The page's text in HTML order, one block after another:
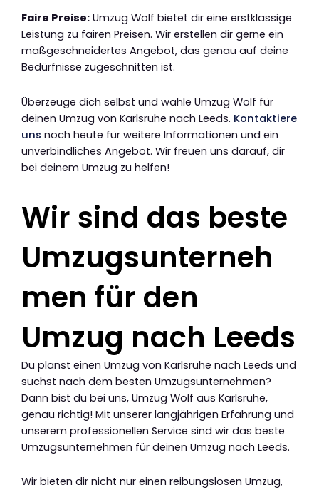
Faire Preise: Umzug Wolf bietet dir eine erstklassige
Leistung zu fairen Preisen. Wir erstellen dir gerne ein
maßgeschneidertes Angebot, das genau auf deine
Bedürfnisse zugeschnitten ist.
Überzeuge dich selbst und wähle Umzug Wolf für
deinen Umzug von Karlsruhe nach Leeds. Kontaktiere
uns noch heute für weitere Informationen und ein
unverbindliches Angebot. Wir freuen uns darauf, dir
bei deinem Umzug zu helfen!
Wir sind das beste
Umzugsunterneh
men für den
Umzug nach Leeds
Du planst einen Umzug von Karlsruhe nach Leeds und
suchst nach dem besten Umzugsunternehmen?
Dann bist du bei uns, Umzug Wolf aus Karlsruhe,
genau richtig! Mit unserer langjährigen Erfahrung und
unserem professionellen Service sind wir das beste
Umzugsunternehmen für deinen Umzug nach Leeds.
Wir bieten dir nicht nur einen reibungslosen Umzug,